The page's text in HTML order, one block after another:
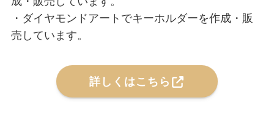
・ダイヤモンドアートでキーホルダーを作成・販
売しています。
詳しくはこちら